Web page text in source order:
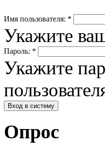
Имя пользователя: *
Укажите
Пароль: *
Укажите
Опрос